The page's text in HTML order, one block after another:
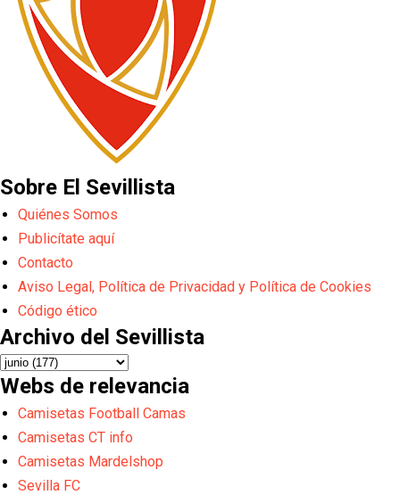
Sobre El Sevillista
Quiénes Somos
Publicítate aquí
Contacto
Aviso Legal, Política de Privacidad y Política de Cookies
Código ético
Archivo del Sevillista
Webs de relevancia
Camisetas Football Camas
Camisetas CT info
Camisetas Mardelshop
Sevilla FC